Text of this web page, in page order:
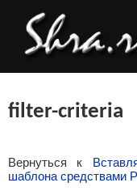
filter-criteria
Вернуться к
шаблона средствами